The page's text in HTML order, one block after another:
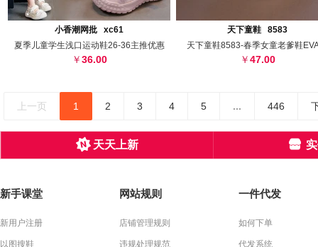
代发
小香潮网批 xc61
夏季儿童学生浅口运动鞋26-36主推优惠
36.00
代发
天下童鞋 8583
天下童鞋8583-春季女童老爹鞋
47.00
上一页 1 2 3 4 5 ... 446
天天上新
新手课堂
新用户注册
以图搜鞋
网站规则
店铺管理规则
违规处理规范
一件代发
如何下单
代发系统